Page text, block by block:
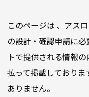
このページは 、アス
の設計・確認申請に
トで提供される情報
払って掲載しており
ありません。